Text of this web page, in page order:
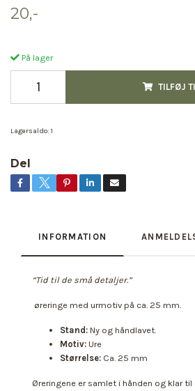
20,-
På lager
TILFØJ
Lagersaldo: 1
Del
INFORMATION
“Tid til de små detaljer.”
øreringe med urmotiv på ca. 25 mm.
Stand: Ny og håndlavet.
Motiv: Ure
Størrelse: Ca. 25 mm
Øreringene er samlet i hånden og klar til